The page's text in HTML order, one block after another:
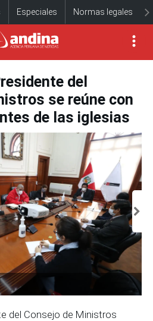
Especiales Normas legales
del
se reúne con
de las iglesias
del Consejo de Ministros